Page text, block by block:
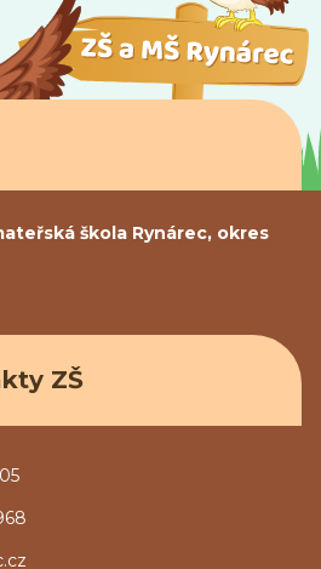
škola Rynárec, okres
ZŠ